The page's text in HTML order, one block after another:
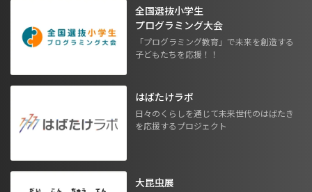
全国選抜小学生
プログラミング大会
「プログラミング教育」で未来を創造する
子どもたちを応援！！
はばたけラボ
日々のくらしを通じて未来世代のはばたき
を応援するプロジェクト
大昆虫展